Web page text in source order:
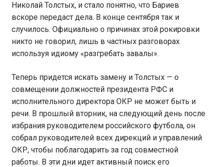
Николай Толстых, и стало понятно, что Бариев
вскоре передаст дела. В конце сентября так и
случилось. Официально о причинах этой рокировки
никто не говорил, лишь в частных разговорах
используя идиому «разгребать завалы».
Теперь придется искать замену и Толстых — о
совмещении должностей президента РФС и
исполнительного директора ОКР не может быть и
речи. В прошлый вторник, на следующий день после
избрания руководителем российского футбола, он
собрал руководителей всех дирекций и управлений
ОКР, чтобы поблагодарить за год совместной
работы. В эти дни идет активный поиск его